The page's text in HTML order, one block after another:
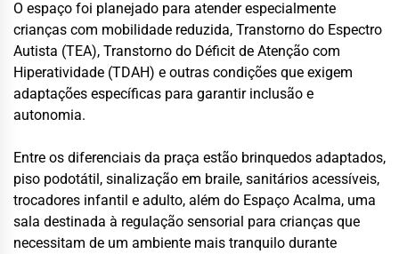
O espaço foi planejado para atender especialmente
crianças com mobilidade reduzida, Transtorno do Espectro
Autista (TEA), Transtorno do Déficit de Atenção com
Hiperatividade (TDAH) e outras condições que exigem
adaptações específicas para garantir inclusão e
autonomia.
Entre os diferenciais da praça estão brinquedos adaptados,
piso podotátil, sinalização em braile, sanitários acessíveis,
trocadores infantil e adulto, além do Espaço Acalma, uma
sala destinada à regulação sensorial para crianças que
necessitam de um ambiente mais tranquilo durante